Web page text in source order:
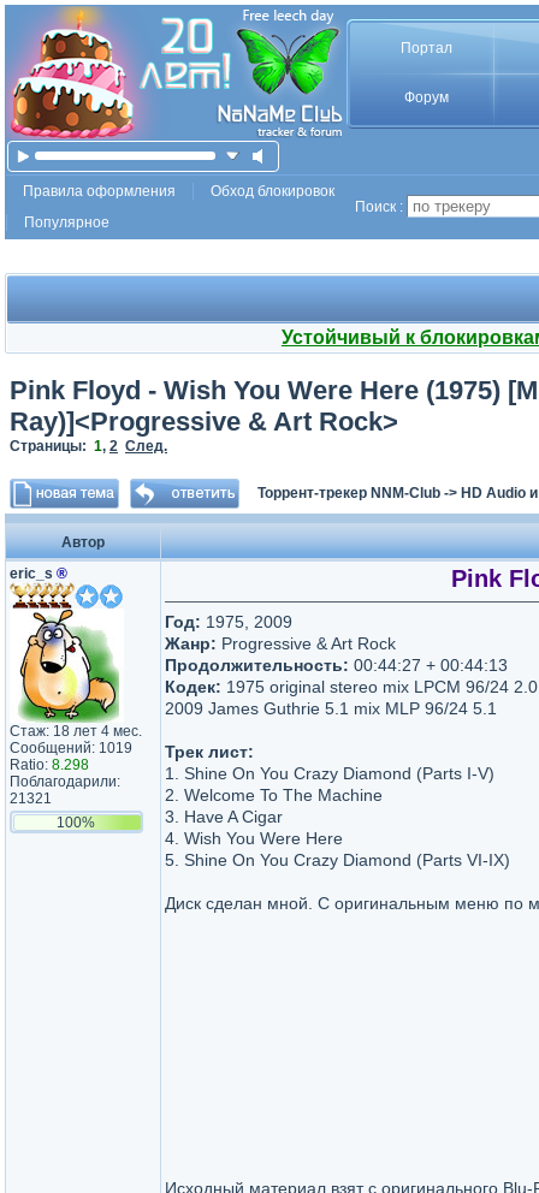
Портал
Форум
Правила оформления
Обход блокировок
Популярное
Поиск :
Устойчивый к
Pink Floyd - Wish You Were Here (1975)
Ray)]<Progressive & Art Rock>
Страницы: 1, 2 След.
Торрент-трекер NNM-Club -> HD Audio
Автор
eric_s ®
Стаж: 18 лет 4 мес.
Сообщений: 1019
Ratio: 8.298
Поблагодарили:
21321
100%
Pink
Год: 1975, 2009
Жанр: Progressive & Art Rock
Продолжительность: 00:44:27 + 00:44:13
Кодек: 1975 original stereo mix LPCM 96/24 2.0
2009 James Guthrie 5.1 mix MLP 96/24 5.1
Трек лист:
1. Shine On You Crazy Diamond (Parts I-V)
2. Welcome To The Machine
3. Have A Cigar
4. Wish You Were Here
5. Shine On You Crazy Diamond (Parts VI-IX)
Диск сделан мной. С оригинальным меню по
Исходный материал взят с оригинального Blu-